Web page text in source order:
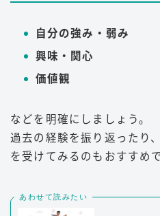
自分の強み・弱み
興味・関心
価値観
などを明確にしましょう。
過去の経験を振り返ったり
を受けてみるのもおすすめで
あわせて読みたい